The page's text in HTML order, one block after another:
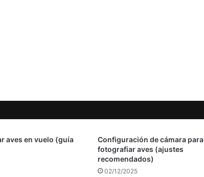
aves en vuelo (guía
Configuración de cámara para
fotografiar aves (ajustes
recomendados)
02/12/2025